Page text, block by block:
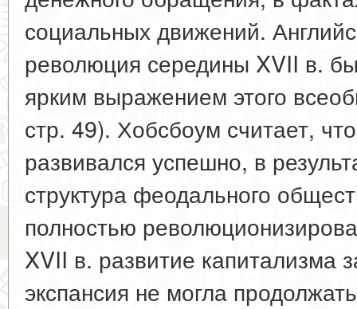
социальных движений.
революция середины XVII в.
ярким выражением этого
стр. 49). Хобсбоум считает,
развивался успешно, в
структура феодального
полностью
XVII в. развитие капитализма
экспансия не могла